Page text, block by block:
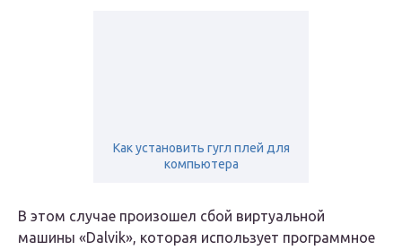
Как установить гугл плей для
компьютера
В этом случае произошел сбой виртуальной
машины «Dalvik», которая использует программное